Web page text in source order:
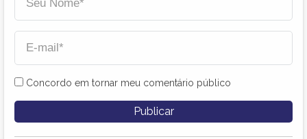
Concordo em tornar meu comentário público